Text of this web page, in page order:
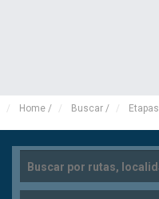
Home / Buscar / Etapas